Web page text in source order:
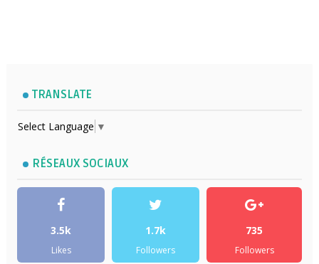
TRANSLATE
Select Language ▼
RÉSEAUX SOCIAUX
3.5k
Likes
1.7k
Followers
735
Followers